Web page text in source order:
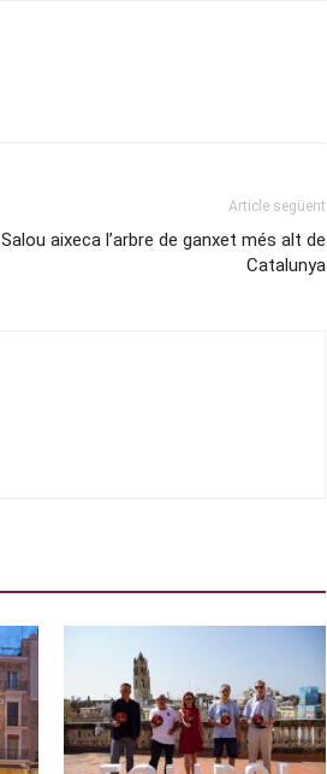
Article següent
Salou aixeca l’arbre de ganxet més alt de
Catalunya